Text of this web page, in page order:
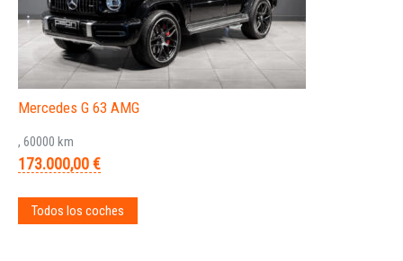
Mercedes G 63 AMG
, 60000 km
173.000,00 €
Todos los coches